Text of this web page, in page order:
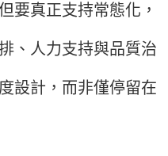
要真正支持常態化，
、人力支持與品質治
設計，而非僅停留在